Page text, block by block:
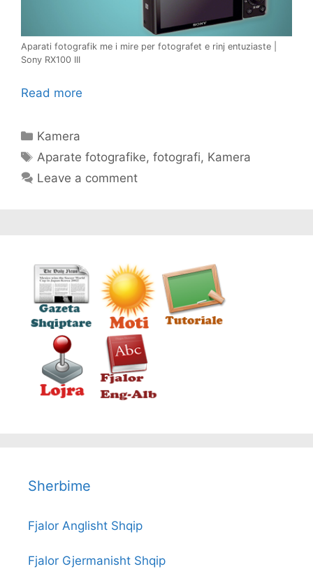
Aparati fotografik me i mire per fotografet e rinj entuziaste |
Sony RX100 III
Read more
Categories
Kamera
Tags
Aparate fotografike,fotografi, Kamera
Leave a comment
Sherbime
Fjalor Anglisht Shqip
Fjalor Gjermanisht Shqip